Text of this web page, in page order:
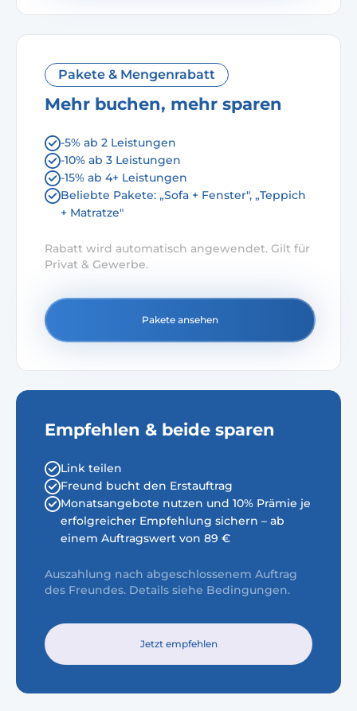
Pakete & Mengenrabatt
Mehr buchen, mehr sparen
-5% ab 2 Leistungen
-10% ab 3 Leistungen
-15% ab 4+ Leistungen
Beliebte Pakete: „Sofa + Fenster", „Teppich
+ Matratze"
Rabatt wird automatisch angewendet. Gilt für
Privat & Gewerbe.
Pakete ansehen
Empfehlen & beide sparen
Link teilen
Freund bucht den Erstauftrag
Monatsangebote nutzen und 10% Prämie je
erfolgreicher Empfehlung sichern – ab
einem Auftragswert von 89 €
Auszahlung nach abgeschlossenem Auftrag
des Freundes. Details siehe Bedingungen.
Jetzt empfehlen